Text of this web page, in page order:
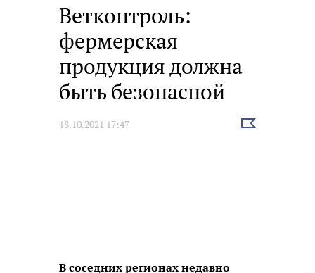
Ветконтроль:
фермерская
продукция должна
быть безопасной
18.10.2021 17:47
Выбрать
В соседних регионах недавно